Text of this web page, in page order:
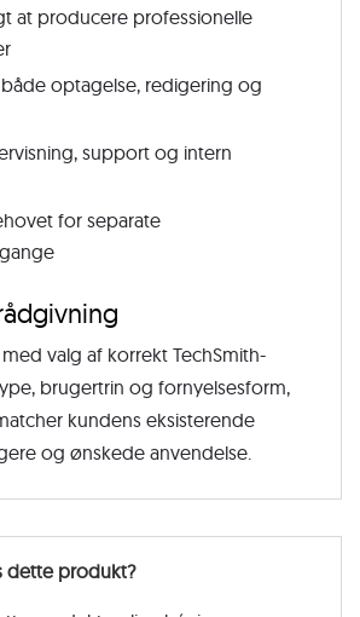
at producere professionelle
optagelse, redigering og
support og intern
for separate
valg af korrekt TechSmith-
brugertrin og fornyelsesform,
kundens eksisterende
og ønskede anvendelse.
dette produkt?